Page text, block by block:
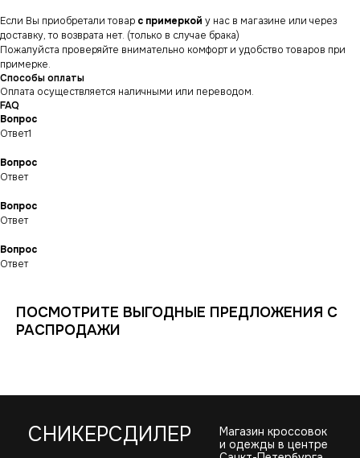
Если Вы приобретали товар с примеркой у нас в магазине или через
доставку, то возврата нет. (только в случае брака)
Пожалуйста проверяйте внимательно комфорт и удобство товаров при
примерке.
Способы оплаты
Оплата осуществляется наличными или переводом.
FAQ
Вопрос
Ответ1
Вопрос
Ответ
Вопрос
Ответ
Вопрос
Ответ
ПОСМОТРИТЕ ВЫГОДНЫЕ ПРЕДЛОЖЕНИЯ С
РАСПРОДАЖИ
СНИКЕРСДИЛЕР
Магазин кроссовок
и одежды в центре
Санкт-Петербурга
©СНИКЕРСДИЛЕР 2024-26.
Все права защищены
Написать менеджеру
конфиденциальности
КАТАЛОГ
Обувь
Сумки и аксессуары